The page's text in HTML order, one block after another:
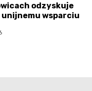
odzyskuje
wsparciu